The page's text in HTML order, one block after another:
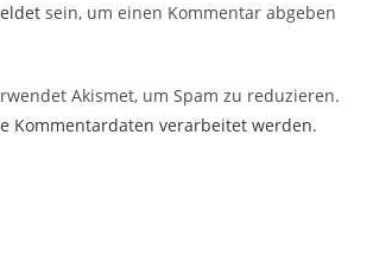
sein, um einen Kommentar abgeben
Akismet, um Spam zu reduzieren.
Kommentardaten verarbeitet werden.